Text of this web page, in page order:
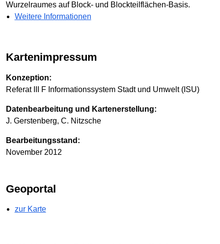
Wurzelraumes auf Block- und Blockteilflächen-Basis.
Weitere Informationen
Kartenimpressum
Konzeption:
Referat III F Informationssystem Stadt und Umwelt (ISU)
Datenbearbeitung und Kartenerstellung:
J. Gerstenberg, C. Nitzsche
Bearbeitungsstand:
November 2012
Geoportal
zur Karte